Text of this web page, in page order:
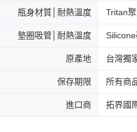
瓶身材質│耐熱溫度 Tritan
墊圈吸管│耐熱溫度
原產地 台灣獨
保存期限 所有商
進口商 拓界國